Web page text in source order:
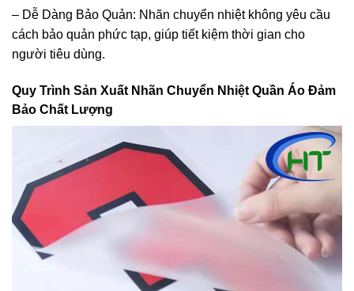
– Dễ Dàng Bảo Quản: Nhãn chuyển nhiệt không yêu cầu
cách bảo quản phức tạp, giúp tiết kiệm thời gian cho
người tiêu dùng.
Quy Trình Sản Xuất Nhãn Chuyển Nhiệt Quần Áo Đảm
Bảo Chất Lượng